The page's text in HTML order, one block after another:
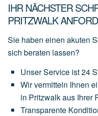
IHR NÄCHSTER
PRITZWALK
Sie haben einen akuten
sich beraten lassen?
UnserService ist24
Wirvermitteln Ihnen
in Pritzwalkaus Ihrer
Transparente